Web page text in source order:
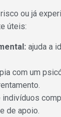
ou já
úteis:
ajuda a
com um
de apoio.